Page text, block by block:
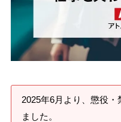
接見・面会を弁
刑事事件を示談で
アトムについて知り
2025年6月より、懲役・
ました。